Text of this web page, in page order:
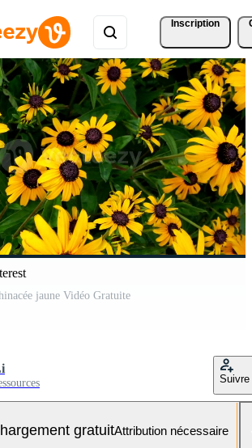
Inscription
jaune Vidéo Gratuite
Suivre
gratuitAttribution nécessaire